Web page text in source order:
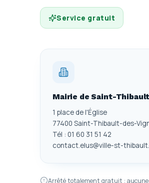
Service gratuit
Mairie de Saint-
1 place de l'Église
77400 Saint-Thibault-des-
Tél : 01 60 31 51 42
contact.elus@ville-st-
Arrêté totalement gratuit : aucune